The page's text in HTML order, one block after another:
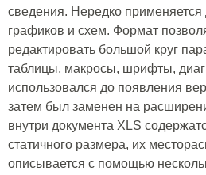
сведения. Нередко применяется
графиков и схем. Формат
редактировать большой круг
таблицы, макросы, шрифты,
использовался до появления
затем был заменен на
внутри документа XLS
статичного размера, их
описывается с помощью